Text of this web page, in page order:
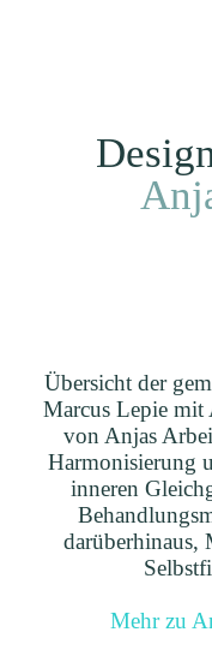
Übersicht der
Marcus Lepie
von Anjas
Harmonisierung
inneren
darüberhinaus,
Mehr zu